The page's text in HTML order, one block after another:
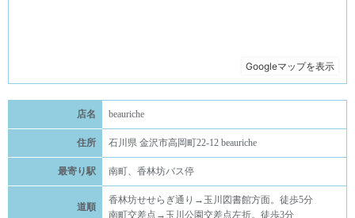
店名 beauriche
住所 石川県 金沢市高岡町22-12 beauriche
最寄り駅 南町、香林坊バス停
道順
香林坊せせらぎ通り→玉川図書館方面。徒歩5分
南町交差点→玉川公園交差点左折。徒歩3分